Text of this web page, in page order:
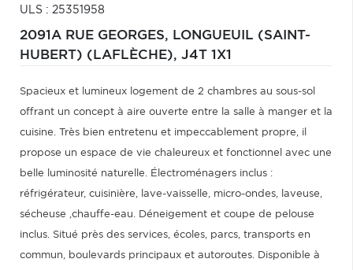
ULS : 25351958
2091A RUE GEORGES, LONGUEUIL (SAINT-
HUBERT) (LAFLÈCHE), J4T 1X1
Spacieux et lumineux logement de 2 chambres au sous-sol
offrant un concept à aire ouverte entre la salle à manger et la
cuisine. Très bien entretenu et impeccablement propre, il
propose un espace de vie chaleureux et fonctionnel avec une
belle luminosité naturelle. Électroménagers inclus :
réfrigérateur, cuisinière, lave-vaisselle, micro-ondes, laveuse,
sécheuse ,chauffe-eau. Déneigement et coupe de pelouse
inclus. Situé près des services, écoles, parcs, transports en
commun, boulevards principaux et autoroutes. Disponible à